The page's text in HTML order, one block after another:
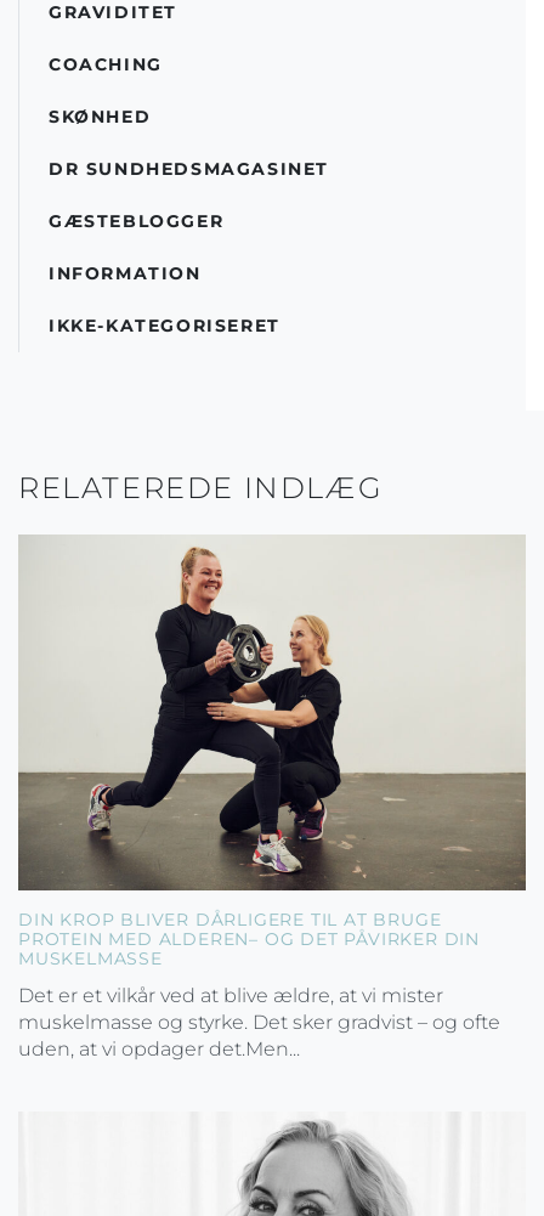
GRAVIDITET
COACHING
SKØNHED
DR SUNDHEDSMAGASINET
GÆSTEBLOGGER
INFORMATION
IKKE-KATEGORISERET
RELATEREDE INDLÆG
DIN KROP BLIVER DÅRLIGERE TIL AT BRUGE
PROTEIN MED ALDEREN– OG DET PÅVIRKER DIN
MUSKELMASSE
Det er et vilkår ved at blive ældre, at vi mister
muskelmasse og styrke. Det sker gradvist – og ofte
uden, at vi opdager det.Men...